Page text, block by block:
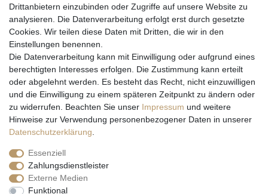
Wir versenden mit
* Alle Preise inkl. gesetzl. Mehrwertsteuer zzgl. Versandkosten und ggf.
Drittanbietern einzubinden oder Zugriffe auf unsere Website zu
analysieren. Die Datenverarbeitung erfolgt erst durch gesetzte
Cookies. Wir teilen diese Daten mit Dritten, die wir in den
Einstellungen benennen.
Die Datenverarbeitung kann mit Einwilligung oder aufgrund eines
berechtigten Interesses erfolgen. Die Zustimmung kann erteilt
oder abgelehnt werden. Es besteht das Recht, nicht einzuwilligen
und die Einwilligung zu einem späteren Zeitpunkt zu ändern oder
zu widerrufen. Beachten Sie unser Impressum und weitere
Hinweise zur Verwendung personenbezogener Daten in unserer
Daten­schutz­erklärung
Essenziell
Zahlungsdienstleister
Externe Medien
Funktional